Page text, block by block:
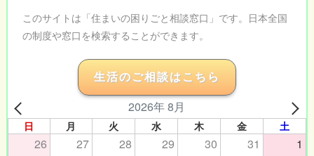
このサイトは「住まいの困りごと相談窓口」です。日本全国
の制度や窓口を検索することができます。
生活のご相談はこちら
2026年 8月
日 月 火 水 木 金 土
26 27 28 29 30 31 1